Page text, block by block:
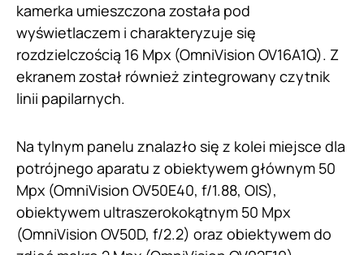
kamerka umieszczona została pod
wyświetlaczem i charakteryzuje się
rozdzielczością 16 Mpx (OmniVision OV16A1Q). Z
ekranem został również zintegrowany czytnik
linii papilarnych.
Na tylnym panelu znalazło się z kolei miejsce dla
potrójnego aparatu z obiektywem głównym 50
Mpx (OmniVision OV50E40, f/1.88, OIS),
obiektywem ultraszerokokątnym 50 Mpx
(OmniVision OV50D, f/2.2) oraz obiektywem do